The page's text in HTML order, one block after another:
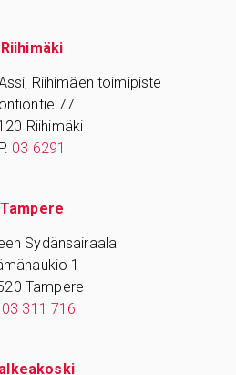
Riihimäki
Riihimäen toimipiste
77
Riihimäki
P. 03 6291
Tampere
Sydänsairaala
1
Tampere
03 311 716